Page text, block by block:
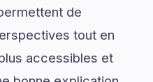
de
tout en
accessibles et